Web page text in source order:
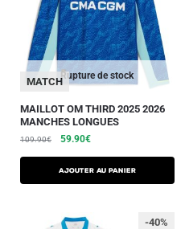
Rupture de stock
MATCH
MAILLOT OM THIRD 2025 2026
MANCHES LONGUES
109.90€ 59.90€
AJOUTER AU PANIER
-40%